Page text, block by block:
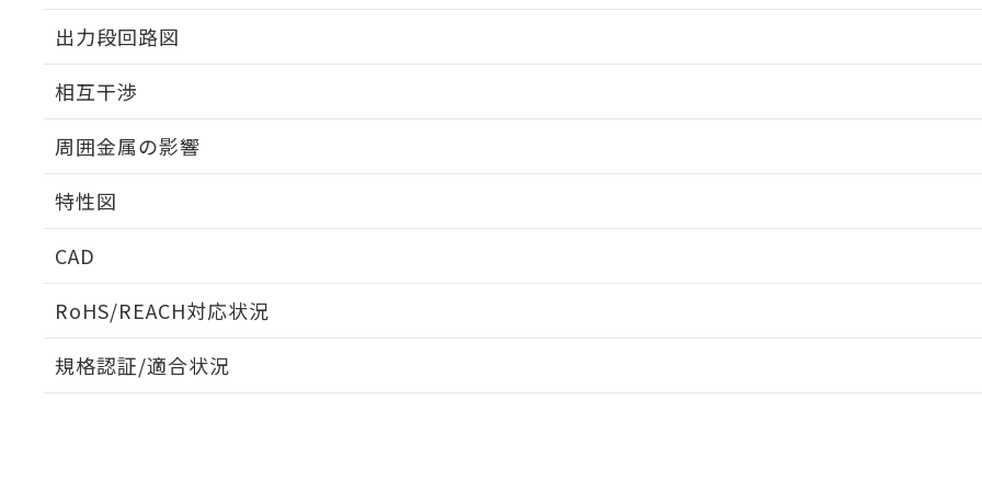
出力段回路図
相互干渉
周囲金属の影響
特性図
CAD
RoHS/REACH対応状況
EU RoHS 注意事項・凡例
規格認証/適合状況